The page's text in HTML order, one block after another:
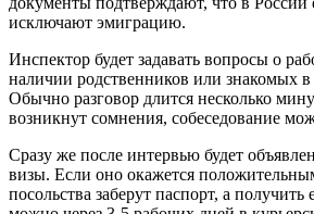
исключают эмиграцию.
Инспектор будет задавать вопросы о
наличии родственников или знакомых
Обычно разговор длится несколько
возникнут сомнения, собеседование
Сразу же после интервью будет
визы. Если оно окажется
посольства заберут паспорт, а получить